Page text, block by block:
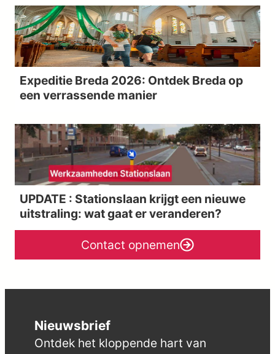
Expeditie Breda 2026: Ontdek Breda op
een verrassende manier
UPDATE : Stationslaan krijgt een nieuwe
uitstraling: wat gaat er veranderen?
Contact opnemen
Nieuwsbrief
Ontdek het kloppende hart van